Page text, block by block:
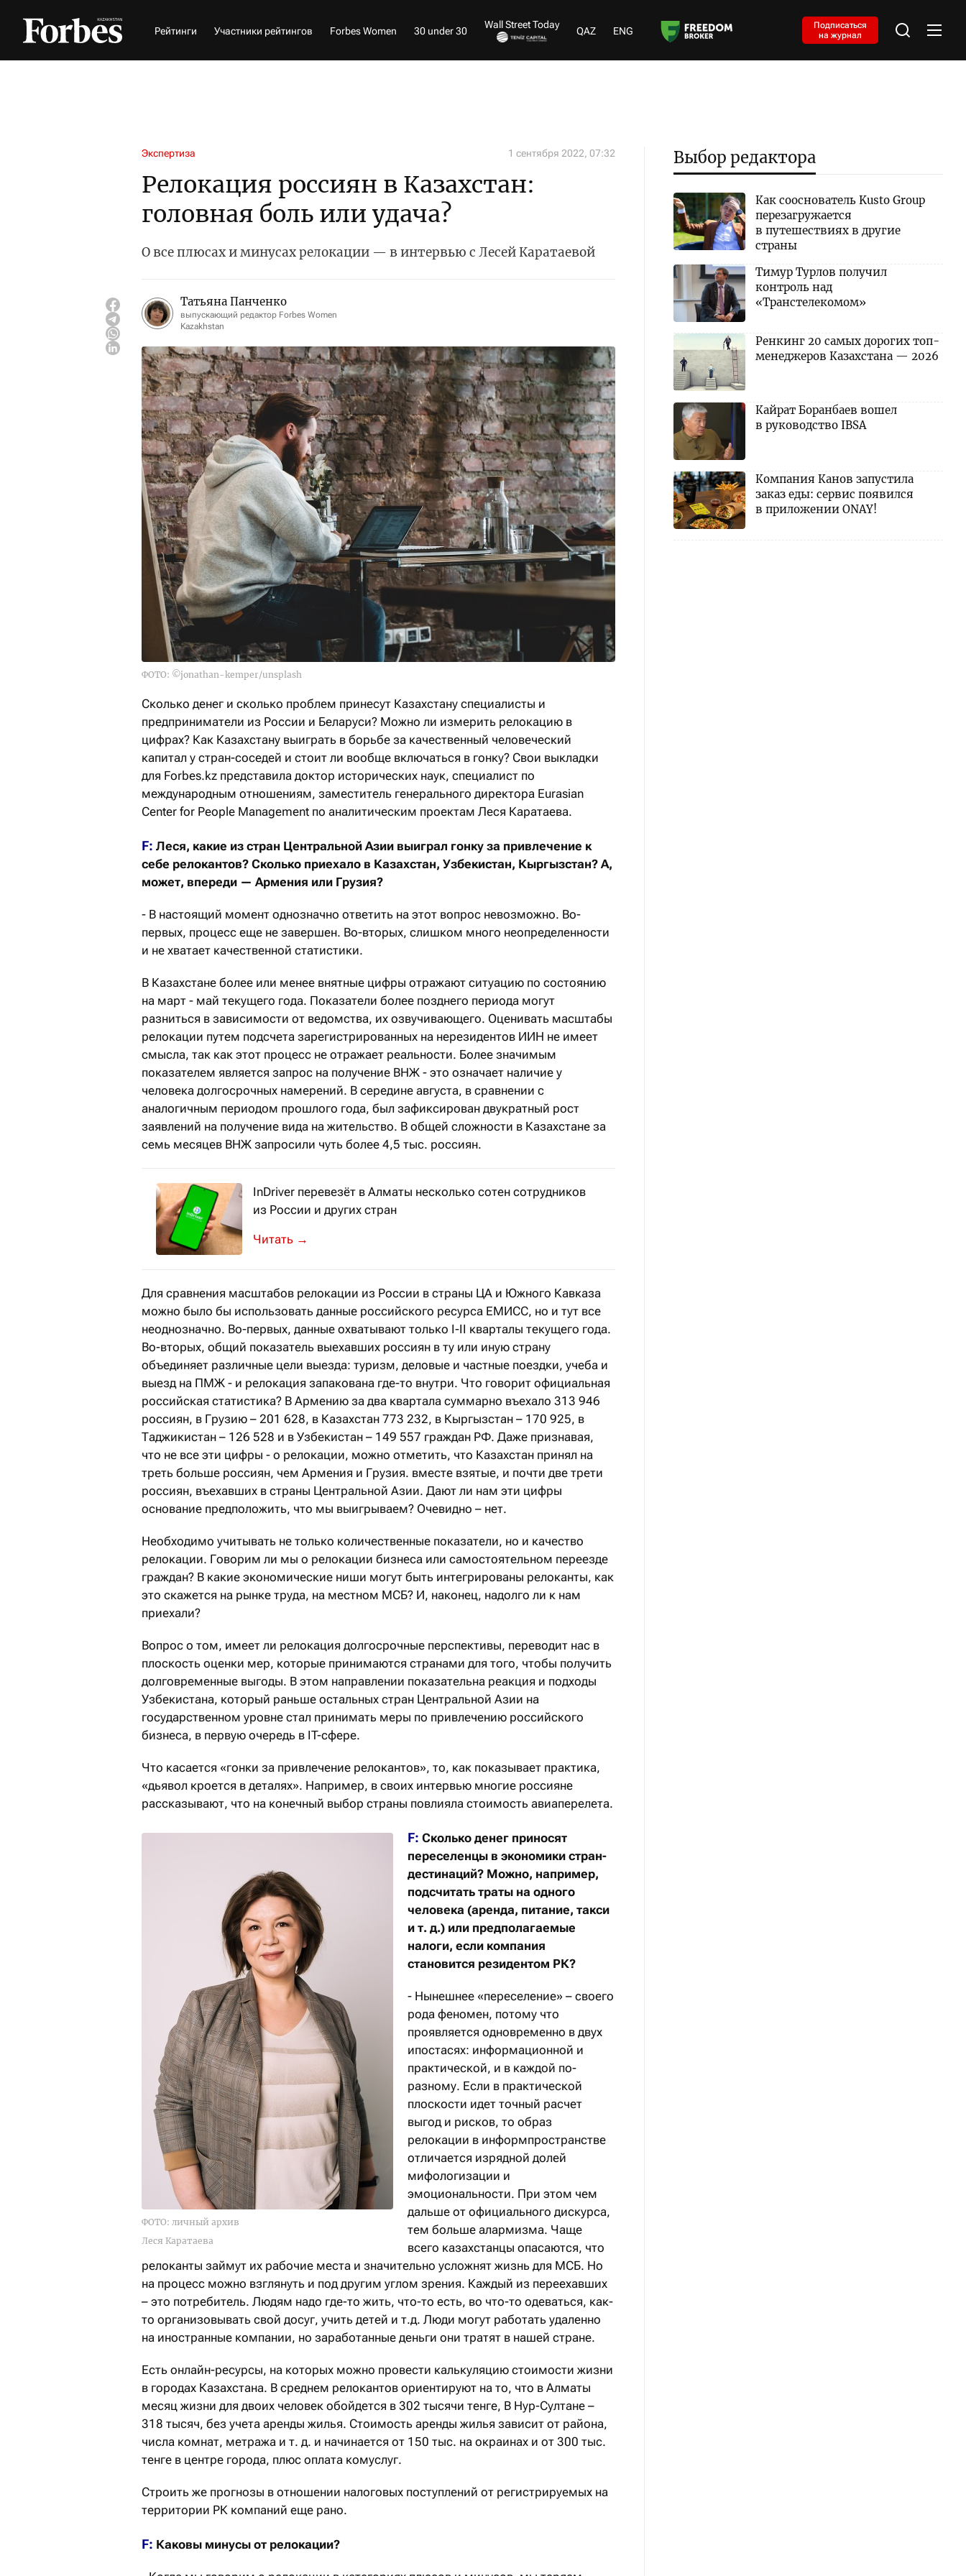
Рейтинги Участники рейтингов Forbes Women 30 under 30
Wall Street Today
QAZ ENG
Подписаться
на журнал
Экспертиза 1 сентября 2022, 07:32
Релокация россиян в Казахстан:
головная боль или удача?
О все плюсах и минусах релокации — в интервью с Лесей Каратаевой
Татьяна Панченко
выпускающий редактор Forbes Women
Kazakhstan
ФОТО: ©jonathan-kemper/unsplash
Сколько денег и сколько проблем принесут Казахстану специалисты и
предприниматели из России и Беларуси? Можно ли измерить релокацию в
цифрах? Как Казахстану выиграть в борьбе за качественный человеческий
капитал у стран-соседей и стоит ли вообще включаться в гонку? Свои выкладки
для Forbes.kz представила доктор исторических наук, специалист по
международным отношениям, заместитель генерального директора Eurasian
Center for People Management по аналитическим проектам Леся Каратаева.
F: Леся, какие из стран Центральной Азии выиграл гонку за привлечение к
себе релокантов? Сколько приехало в Казахстан, Узбекистан, Кыргызстан? А,
может, впереди — Армения или Грузия?
- В настоящий момент однозначно ответить на этот вопрос невозможно. Во-
первых, процесс еще не завершен. Во-вторых, слишком много неопределенности
и не хватает качественной статистики.
В Казахстане более или менее внятные цифры отражают ситуацию по состоянию
на март - май текущего года. Показатели более позднего периода могут
разниться в зависимости от ведомства, их озвучивающего. Оценивать масштабы
релокации путем подсчета зарегистрированных на нерезидентов ИИН не имеет
смысла, так как этот процесс не отражает реальности. Более значимым
показателем является запрос на получение ВНЖ - это означает наличие у
человека долгосрочных намерений. В середине августа, в сравнении с
аналогичным периодом прошлого года, был зафиксирован двукратный рост
заявлений на получение вида на жительство. В общей сложности в Казахстане за
семь месяцев ВНЖ запросили чуть более 4,5 тыс. россиян.
InDriver перевезёт в Алматы несколько сотен сотрудников
из России и других стран
Релокация планируется до конца года
→
Для сравнения масштабов релокации из России в страны ЦА и Южного Кавказа
можно было бы использовать данные российского ресурса ЕМИСС, но и тут все
неоднозначно. Во-первых, данные охватывают только I-II кварталы текущего года.
Во-вторых, общий показатель выехавших россиян в ту или иную страну
объединяет различные цели выезда: туризм, деловые и частные поездки, учеба и
выезд на ПМЖ - и релокация запакована где-то внутри. Что говорит официальная
российская статистика? В Армению за два квартала суммарно въехало 313 946
россиян, в Грузию – 201 628, в Казахстан 773 232, в Кыргызстан – 170 925, в
Таджикистан – 126 528 и в Узбекистан – 149 557 граждан РФ. Даже признавая,
что не все эти цифры - о релокации, можно отметить, что Казахстан принял на
треть больше россиян, чем Армения и Грузия. вместе взятые, и почти две трети
россиян, въехавших в страны Центральной Азии. Дают ли нам эти цифры
основание предположить, что мы выигрываем? Очевидно – нет.
Необходимо учитывать не только количественные показатели, но и качество
релокации. Говорим ли мы о релокации бизнеса или самостоятельном переезде
граждан? В какие экономические ниши могут быть интегрированы релоканты, как
это скажется на рынке труда, на местном МСБ? И, наконец, надолго ли к нам
приехали?
Вопрос о том, имеет ли релокация долгосрочные перспективы, переводит нас в
плоскость оценки мер, которые принимаются странами для того, чтобы получить
долговременные выгоды. В этом направлении показательна реакция и подходы
Узбекистана, который раньше остальных стран Центральной Азии на
государственном уровне стал принимать меры по привлечению российского
бизнеса, в первую очередь в IT-сфере.
Что касается «гонки за привлечение релокантов», то, как показывает практика,
«дьявол кроется в деталях». Например, в своих интервью многие россияне
рассказывают, что на конечный выбор страны повлияла стоимость авиаперелета.
ФОТО: личный архив
Леся Каратаева
F: Сколько денег приносят
переселенцы в экономики стран-
дестинаций? Можно, например,
подсчитать траты на одного
человека (аренда, питание, такси
и т. д.) или предполагаемые
налоги, если компания
становится резидентом РК?
- Нынешнее «переселение» – своего
рода феномен, потому что
проявляется одновременно в двух
ипостасях: информационной и
практической, и в каждой по-
разному. Если в практической
плоскости идет точный расчет
выгод и рисков, то образ
релокации в информпространстве
отличается изрядной долей
мифологизации и
эмоциональности. При этом чем
дальше от официального дискурса,
тем больше алармизма. Чаще
всего казахстанцы опасаются, что
релоканты займут их рабочие места и значительно усложнят жизнь для МСБ. Но
на процесс можно взглянуть и под другим углом зрения. Каждый из переехавших
– это потребитель. Людям надо где-то жить, что-то есть, во что-то одеваться, как-
то организовывать свой досуг, учить детей и т.д. Люди могут работать удаленно
на иностранные компании, но заработанные деньги они тратят в нашей стране.
Есть онлайн-ресурсы, на которых можно провести калькуляцию стоимости жизни
в городах Казахстана. В среднем релокантов ориентируют на то, что в Алматы
месяц жизни для двоих человек обойдется в 302 тысячи тенге, В Нур-Султане –
318 тысяч, без учета аренды жилья. Стоимость аренды жилья зависит от района,
числа комнат, метража и т. д. и начинается от 150 тыс. на окраинах и от 300 тыс.
тенге в центре города, плюс оплата комуслуг.
Строить же прогнозы в отношении налоговых поступлений от регистрируемых на
территории РК компаний еще рано.
F: Каковы минусы от релокации?
Выбор редактора
Как сооснователь Kusto Group
перезагружается
в путешествиях в другие
страны
Тимур Турлов получил
контроль над
«Транстелекомом»
Ренкинг 20 самых дорогих топ-
менеджеров Казахстана — 2026
Кайрат Боранбаев вошел
в руководство IBSA
Компания Канов запустила
заказ еды: сервис появился
в приложении ONAY!